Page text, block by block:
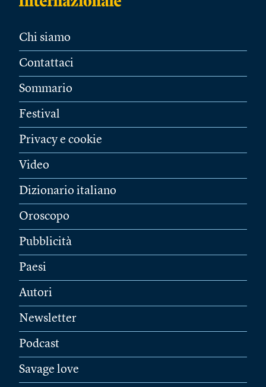
Chi siamo
Contattaci
Sommario
Festival
Privacy e cookie
Video
Dizionario italiano
Oroscopo
Pubblicità
Paesi
Autori
Newsletter
Podcast
Savage love